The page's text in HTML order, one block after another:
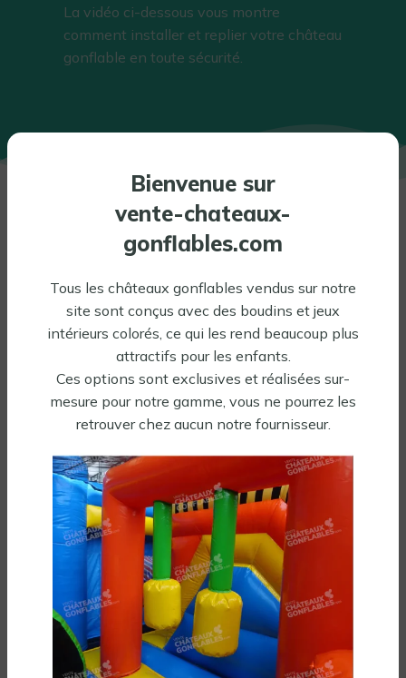
Bienvenue sur
vente-chateaux-
gonflables.com
Tous les châteaux gonflables vendus sur notre
site sont conçus avec des boudins et jeux
intérieurs colorés, ce qui les rend beaucoup plus
attractifs pour les enfants.
Ces options sont exclusives et réalisées sur-
mesure pour notre gamme, vous ne pourrez les
retrouver chez aucun notre fournisseur.
La vidéo ci-dessous vous montre
comment installer et replier votre château
gonflable en toute sécurité.
INFORMATIONS COMPLÉMENTAIRES
PERSONNALISATION
Tout aussi gonflés, vous allez les
✓ En stock
Ventre glisse gonflable
aquatique Océan
2249,00 HT
Soufflerie incluse
-30%
Toboggan gonflable
aquatique pirate
3885,00€ 2719,50
Soufflerie incluse
Tous nos gonflables